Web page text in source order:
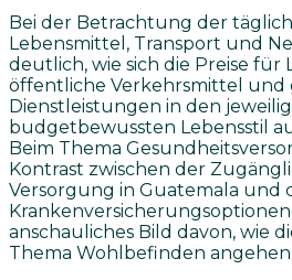
Bei der Betrachtung der
Lebensmittel, Transport und
deutlich, wie sich die Preise für
öffentliche Verkehrsmittel
Dienstleistungen in den
budgetbewussten Lebensstil
Beim Thema
Kontrast zwischen der
Versorgung in Guatemala und
anschauliches Bild davon, wie
Thema Wohlbefinden angehen.